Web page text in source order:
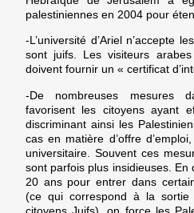
palestiniennes en 2004 pour
-L’université d’Ariel n’accepte
sont juifs. Les visiteurs
doivent fournir un « certificat
-De nombreuses mesures
favorisent les citoyens ayant
discriminant ainsi les
cas en matière d’offre
universitaire. Souvent ces
sont parfois plus insidieuses.
20 ans pour entrer dans
(ce qui correspond à la